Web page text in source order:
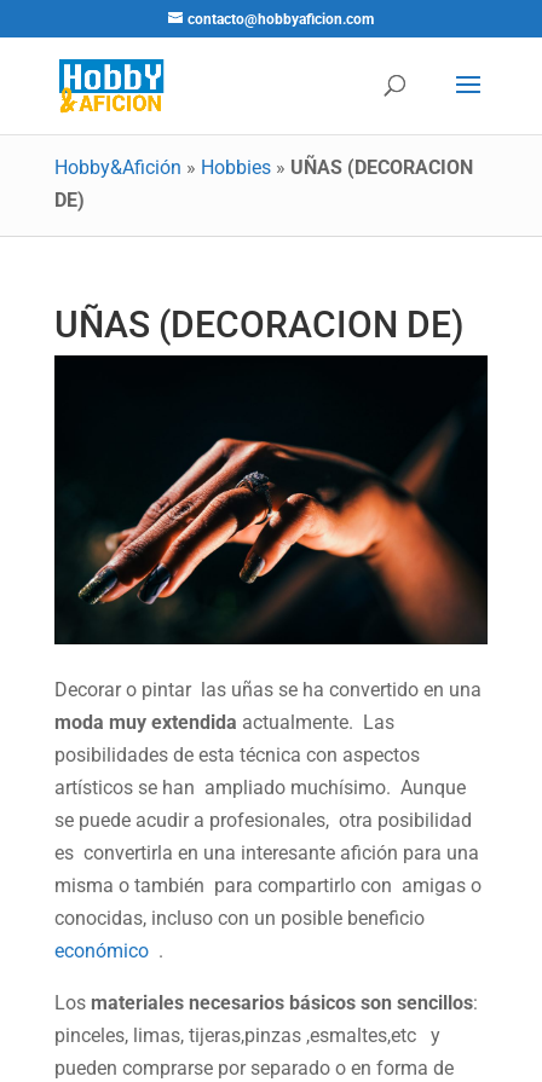
contacto@hobbyaficion.com
Hobby&Afición » Hobbies» UÑAS (DECORACION
DE)
UÑAS (DECORACION DE)
Decorar o pintar las uñas se ha convertido en una
moda muy extendida actualmente. Las
posibilidades de esta técnica con aspectos
artísticos se han ampliado muchísimo. Aunque
se puede acudir a profesionales, otra posibilidad
es convertirla en una interesante afición para una
misma o también para compartirlo con amigas o
conocidas, incluso con un posible beneficio
económico .
Los materiales necesarios básicos son sencillos:
pinceles, limas, tijeras,pinzas ,esmaltes,etc y
pueden comprarse por separado o en forma de